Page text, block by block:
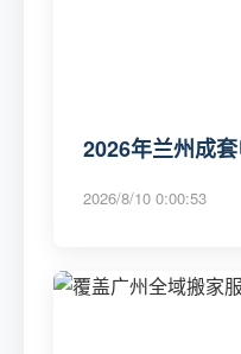
2026年兰州成
2026/8/10 0:00:53